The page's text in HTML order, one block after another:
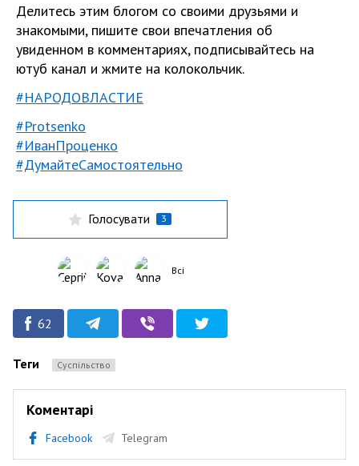
Делитесь этим блогом со своими друзьями и
знакомыми, пишите свои впечатления об
увиденном в комментариях, подписывайтесь на
ютуб канал и жмите на колокольчик.
#НАРОДОВЛАСТИЕ
#Protsenko
#ИванПроценко
#ДумайтеСамостоятельно
Голосувати 3
Всі
62
Теги Суспільство
Коментарі
Facebook Telegram